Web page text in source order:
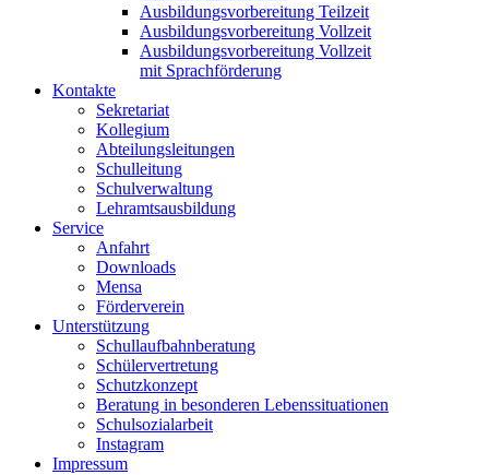
Ausbildungsvorbereitung Teilzeit
Ausbildungsvorbereitung Vollzeit
Ausbildungsvorbereitung Vollzeit
mit Sprachförderung
Kontakte
Sekretariat
Kollegium
Abteilungsleitungen
Schulleitung
Schulverwaltung
Lehramtsausbildung
Service
Anfahrt
Downloads
Mensa
Förderverein
Unterstützung
Schullaufbahnberatung
Schülervertretung
Schutzkonzept
Beratung in besonderen Lebenssituationen
Schulsozialarbeit
Instagram
Impressum